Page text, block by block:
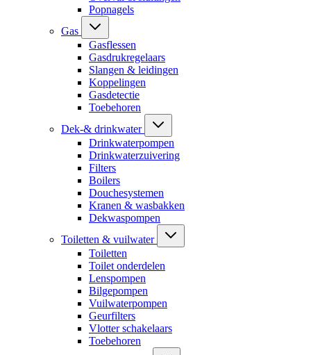
Popnagels
Gas
Gasflessen
Gasdrukregelaars
Slangen & leidingen
Koppelingen
Gasdetectie
Toebehoren
Dek-& drinkwater
Drinkwaterpompen
Drinkwaterzuivering
Filters
Boilers
Douchesystemen
Kranen & wasbakken
Dekwaspompen
Toiletten & vuilwater
Toiletten
Toilet onderdelen
Lenspompen
Bilgepompen
Vuilwaterpompen
Geurfilters
Vlotter schakelaars
Toebehoren